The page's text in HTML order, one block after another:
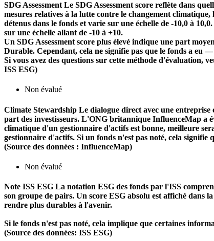
SDG Assessment Le SDG Assessment score reflète dans
mesures relatives à la lutte contre le changement climatique,
détenus dans le fonds et varie sur une échelle de -10,0 à
sur une échelle allant de -10 à +10.
Un SDG Assessment score plus élevé indique une part
Durable. Cependant, cela ne signifie pas que le fonds a
Si vous avez des questions sur cette méthode d'évaluation,
ISS ESG)
Non évalué
Climate Stewardship Le dialogue direct avec une entreprise
part des investisseurs. L'ONG britannique InfluenceMap a
climatique d'un gestionnaire d'actifs est bonne, meilleure
gestionnaire d'actifs. Si un fonds n'est pas noté, cela signifie
(Source des données : InfluenceMap)
Non évalué
Note ISS ESG La notation ESG des fonds par l'ISS
son groupe de pairs. Un score ESG absolu est affiché
rendre plus durables à l'avenir.
Si le fonds n'est pas noté, cela implique que certaines
(Source des données: ISS ESG)